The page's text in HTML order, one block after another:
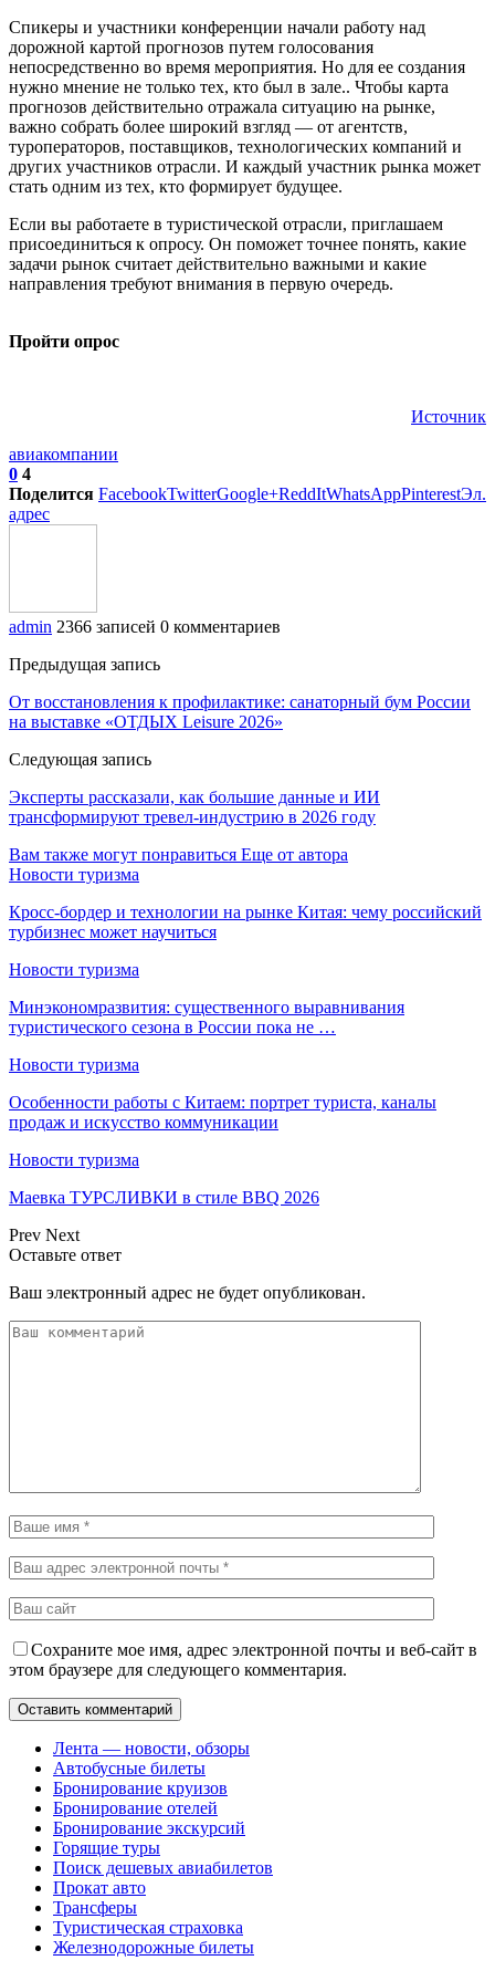
Спикеры и участники конференции начали работу над
дорожной картой прогнозов путем голосования
непосредственно во время мероприятия. Но для ее создания
нужно мнение не только тех, кто был в зале.. Чтобы карта
прогнозов действительно отражала ситуацию на рынке,
важно собрать более широкий взгляд — от агентств,
туроператоров, поставщиков, технологических компаний и
других участников отрасли. И каждый участник рынка может
стать одним из тех, кто формирует будущее.
Если вы работаете в туристической отрасли, приглашаем
присоединиться к опросу. Он поможет точнее понять, какие
задачи рынок считает действительно важными и какие
направления требуют внимания в первую очередь.
Пройти опрос
Источник
авиакомпании
0 4
Поделится FacebookTwitterGoogle+ReddItWhatsAppPinterestЭл.
адрес
admin 2366 записей 0 комментариев
Предыдущая запись
От восстановления к профилактике: санаторный бум России
на выставке «ОТДЫХ Leisure 2026»
Следующая запись
Эксперты рассказали, как большие данные и ИИ
трансформируют тревел-индустрию в 2026 году
Вам также могут понравиться Еще от автора
Новости туризма
Кросс-бордер и технологии на рынке Китая: чему российский
турбизнес может научиться
Новости туризма
Минэкономразвития: существенного выравнивания
туристического сезона в России пока не …
Новости туризма
Особенности работы с Китаем: портрет туриста, каналы
продаж и искусство коммуникации
Новости туризма
Маевка ТУРСЛИВКИ в стиле BBQ 2026
Prev Next
Оставьте ответ
Ваш электронный адрес не будет опубликован.
Сохраните мое имя, адрес электронной почты и веб-сайт в
этом браузере для следующего комментария.
Лента — новости, обзоры
Автобусные билеты
Бронирование круизов
Бронирование отелей
Бронирование экскурсий
Горящие туры
Поиск дешевых авиабилетов
Прокат авто
Трансферы
Туристическая страховка
Железнодорожные билеты